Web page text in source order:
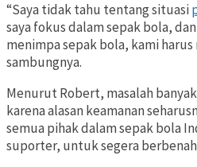
“Saya tidak tahu tentang situasi
saya fokus dalam sepak bola,
menimpa sepak bola, kami
sambungnya.
Menurut Robert, masalah
karena alasan keamanan
semua pihak dalam sepak bola
suporter, untuk segera